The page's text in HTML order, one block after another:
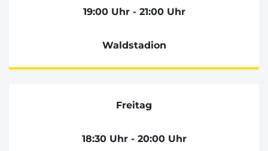
19:00 Uhr - 21:00 Uhr
Waldstadion
Freitag
18:30 Uhr - 20:00 Uhr